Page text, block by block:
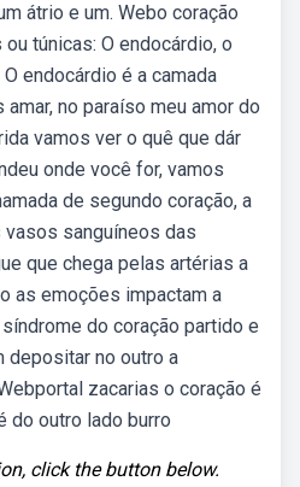
átrio e um. Webo coração
túnicas: O endocárdio, o
endocárdio é a camada
no paraíso meu amor do
vamos ver o quê que dár
onde você for, vamos
de segundo coração, a
sanguíneos das
que chega pelas artérias a
as emoções impactam a
do coração partido e
depositar no outro a
zacarias o coração é
do outro lado burro
click the button below.